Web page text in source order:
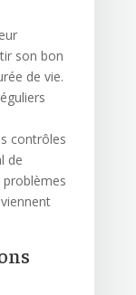
son bon
de vie.
contrôles
de
problèmes